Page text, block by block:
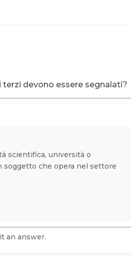
devono essere segnalati?
scientifica, università o
soggetto che opera nel settore
an answer.